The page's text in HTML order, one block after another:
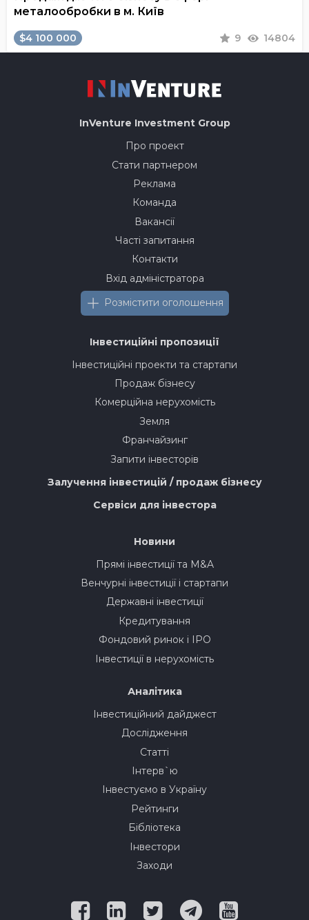
металообробки в м. Київ
$4 100 000 9 14804
InVenture Investment Group
Про проект
Стати партнером
Реклама
Команда
Вакансії
Часті запитання
Контакти
Вхід адміністратора
Розмістити оголошення
Інвестиційні пропозиції
Інвестиційні проекти та стартапи
Продаж бізнесу
Комерційна нерухомість
Земля
Франчайзинг
Запити інвесторів
Залучення інвестицій / продаж бізнесу
Сервіси для інвестора
Новини
Прямі інвестиції та M&A
Венчурні інвестиції і стартапи
Державні інвестиції
Кредитування
Фондовий ринок і IPO
Інвестиції в нерухомість
Аналітика
Інвестиційний дайджест
Дослідження
Статті
Інтерв`ю
Інвестуємо в Україну
Рейтинги
Бібліотека
Інвестори
Заходи